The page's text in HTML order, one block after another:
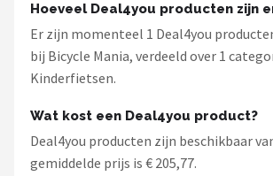
Hoeveel Deal4you producten zijn
Er zijn momenteel 1 Deal4you
bij Bicycle Mania, verdeeld over 1
Kinderfietsen.
Wat kost een Deal4you product?
Deal4you producten zijn beschikbaar
gemiddelde prijs is € 205,77.